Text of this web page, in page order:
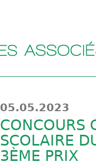
05.05.2023
CONCOURS
SCOLAIRE
3ÈME PRIX